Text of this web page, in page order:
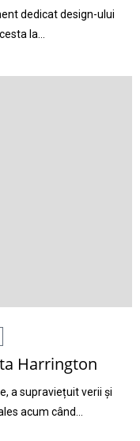
dedicat design-ului
la…
Harrington
a supraviețuit verii și
acum când…